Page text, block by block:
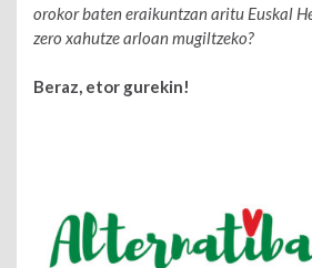
orokor baten eraikuntzan aritu Euskal
zero xahutze arloan mugiltzeko?
Beraz, etor gurekin!